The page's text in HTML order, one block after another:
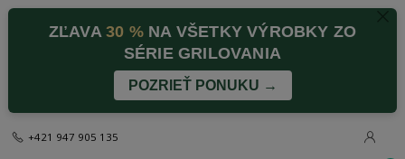
ZĽAVA30 %NA VŠETKY VÝROBKY ZO
SÉRIE GRILOVANIA
POZRIEŤ PONUKU →
+421 947 905 135